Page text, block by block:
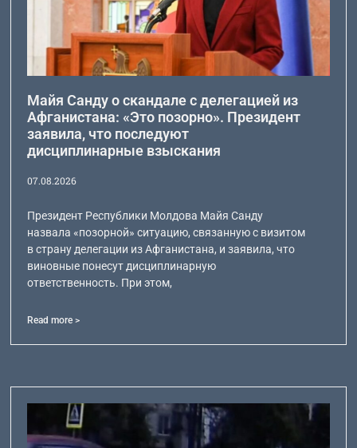
Майя Санду о скандале с делегацией из
Афганистана: «Это позорно». Президент
заявила, что последуют
дисциплинарные взыскания
07.08.2026
Президент Республики Молдова Майя Санду
назвала «позорной» ситуацию, связанную с визитом
в страну делегации из Афганистана, и заявила, что
виновные понесут дисциплинарную
ответственность. При этом,
Read more >